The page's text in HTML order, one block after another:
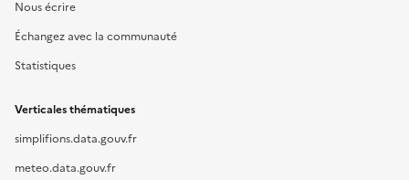
Nous écrire
Échangez avec la communauté
Statistiques
Verticales thématiques
simplifions.data.gouv.fr
meteo.data.gouv.fr